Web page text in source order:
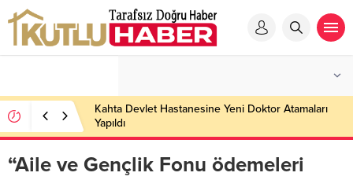
Kahta Devlet Hastanesine Yeni Doktor Atamaları
Yapıldı
“Aile ve Gençlik Fonu ödemeleri